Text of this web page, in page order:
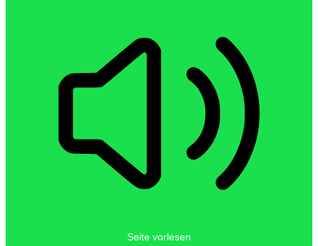
Seite vorlesen